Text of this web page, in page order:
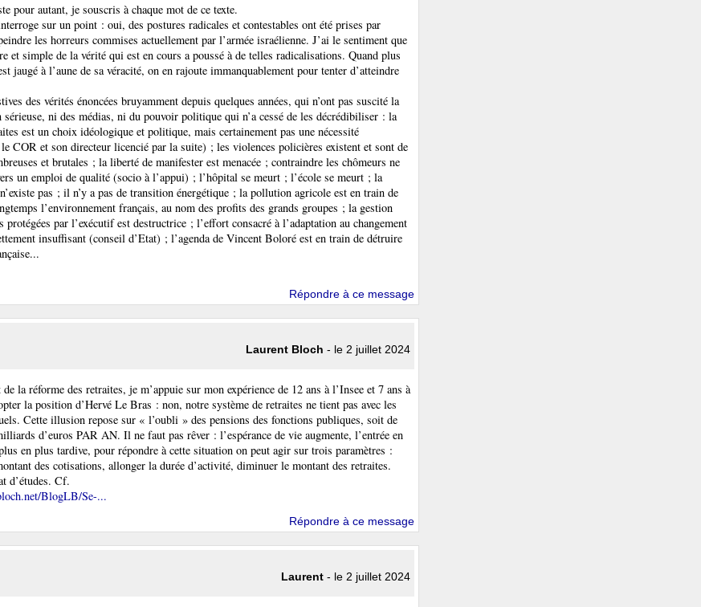
pour autant, je souscris à chaque mot de ce texte.
sur un point : oui, des postures radicales et contestables ont été prises par
les horreurs commises actuellement par l’armée israélienne. J’ai le sentiment que
et simple de la vérité qui est en cours a poussé à de telles radicalisations. Quand plus
jaugé à l’aune de sa véracité, on en rajoute immanquablement pour tenter d’atteindre
des vérités énoncées bruyamment depuis quelques années, qui n’ont pas suscité la
sérieuse, ni des médias, ni du pouvoir politique qui n’a cessé de les décrédibiliser : la
est un choix idéologique et politique, mais certainement pas une nécessité
COR et son directeur licencié par la suite) ; les violences policières existent et sont de
et brutales ; la liberté de manifester est menacée ; contraindre les chômeurs ne
un emploi de qualité (socio à l’appui) ; l’hôpital se meurt ; l’école se meurt ; la
pas ; il n’y a pas de transition énergétique ; la pollution agricole est en train de
l’environnement français, au nom des profits des grands groupes ; la gestion
protégées par l’exécutif est destructrice ; l’effort consacré à l’adaptation au changement
insuffisant (conseil d’Etat) ; l’agenda de Vincent Boloré est en train de détruire
Répondre à ce message
Laurent Bloch - le 2 juillet 2024
la réforme des retraites, je m’appuie sur mon expérience de 12 ans à l’Insee et 7 ans à
la position d’Hervé Le Bras : non, notre système de retraites ne tient pas avec les
Cette illusion repose sur « l’oubli » des pensions des fonctions publiques, soit de
d’euros PAR AN. Il ne faut pas rêver : l’espérance de vie augmente, l’entrée en
en plus tardive, pour répondre à cette situation on peut agir sur trois paramètres :
des cotisations, allonger la durée d’activité, diminuer le montant des retraites.
d’études. Cf.
BlogLB/Se-...
Répondre à ce message
Laurent - le 2 juillet 2024